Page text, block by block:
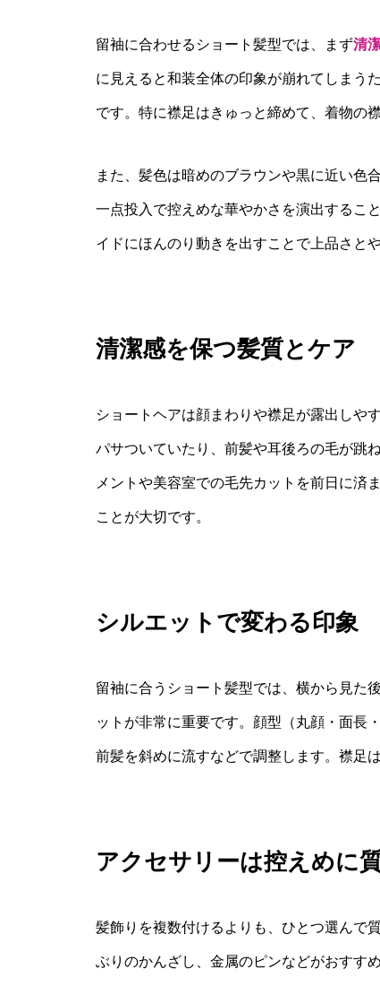
留袖に合わせるショート髪型では、まず清
に見えると和装全体の印象が崩れてしまう
です。特に襟足はきゅっと締めて、着物の
また、髪色は暗めのブラウンや黒に近い色
一点投入で控えめな華やかさを演出するこ
イドにほんのり動きを出すことで上品さと
清潔感を保つ髪質とケア
ショートヘアは顔まわりや襟足が露出しや
パサついていたり、前髪や耳後ろの毛が跳
メントや美容室での毛先カットを前日に済
ことが大切です。
シルエットで変わる印象
留袖に合うショート髪型では、横から見た
ットが非常に重要です。顔型（丸顔・面長
前髪を斜めに流すなどで調整します。襟足
アクセサリーは控えめに
髪飾りを複数付けるよりも、ひとつ選んで
ぶりのかんざし、金属のピンなどがおすす